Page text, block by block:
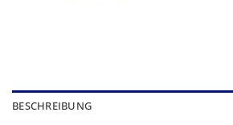
BESCHREIBUNG